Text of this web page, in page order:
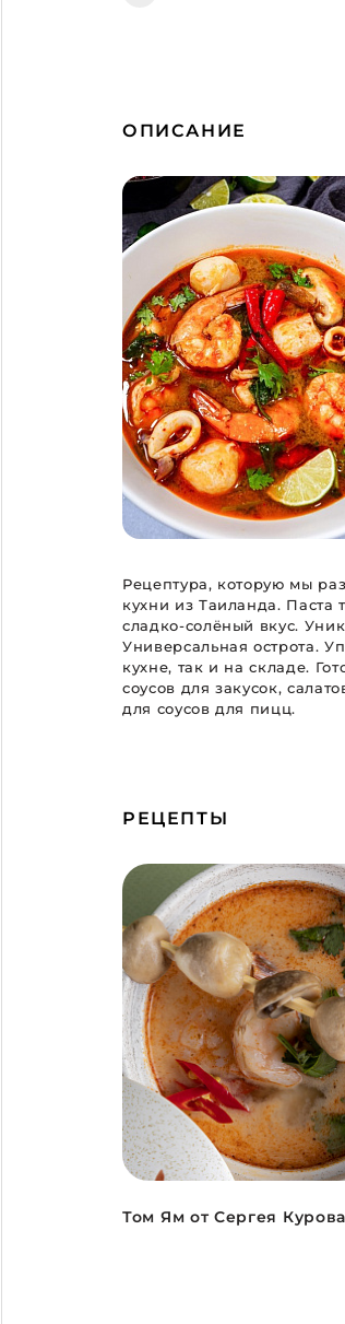
ОПИСАНИЕ
Рецептура, которую мы
кухни из Таиланда. Паста
сладко-солёный вкус.
Универсальная острота.
кухне, так и на складе.
соусов для закусок,
для соусов для пицц.
РЕЦЕПТЫ
Том Ям от Сергея